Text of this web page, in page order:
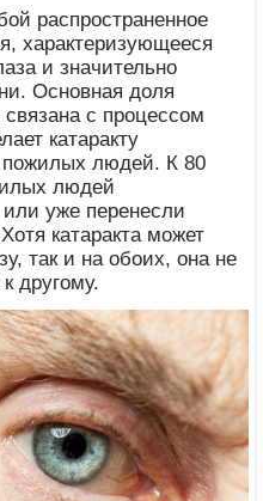
распространенное
характеризующееся
и значительно
Основная доля
с процессом
катаракту
пожилых людей. К 80
людей
или уже перенесли
катаракта может
так и на обоих, она не
другому.